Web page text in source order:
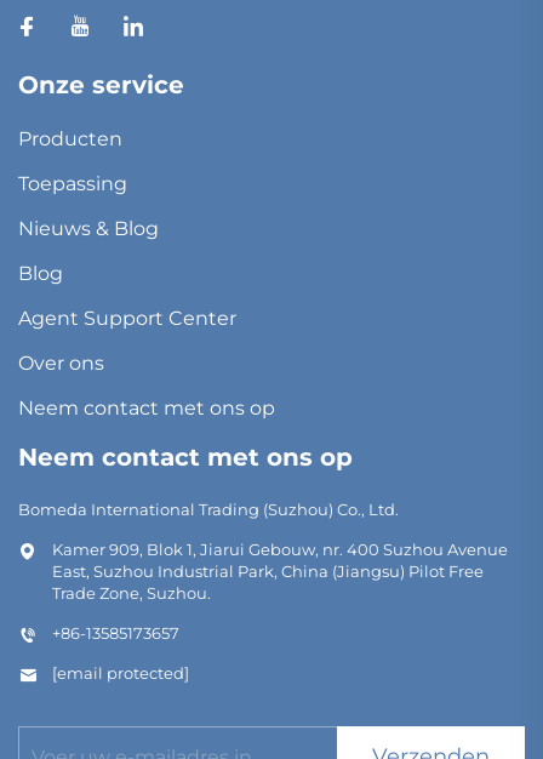
Onze service
Producten
Toepassing
Nieuws & Blog
Blog
Agent Support Center
Over ons
Neem contact met ons op
Neem contact met ons op
Bomeda International Trading (Suzhou) Co., Ltd.
Kamer 909, Blok 1, Jiarui Gebouw, nr. 400 Suzhou Avenue
East, Suzhou Industrial Park, China (Jiangsu) Pilot Free
Trade Zone, Suzhou.
+86-13585173657
[email protected]